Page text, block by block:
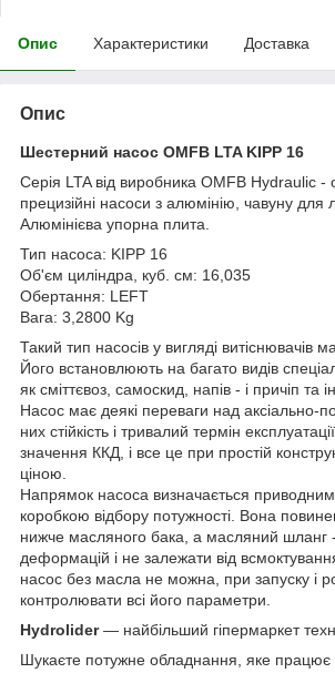
Опис Характеристики Доставка
Опис
Шестерний насос OMFB LTA KIPP 16
Серія LTA від виробника OMFB Hydraulic -
прецизійні насоси з алюмінію, чавуну для
Алюмінієва упорна плита.
Тип насоса: KIPP 16
Об'єм циліндра, куб. см: 16,035
Обертання: LEFT
Вага: 3,2800 Kg
Такий тип насосів у вигляді витіснювачів
Його встановлюють на багато видів
як сміттєвоз, самоскид, напів - і причіп та
Насос має деякі переваги над аксіально-
них стійкість і тривалий термін
значення ККД, і все це при простій
ціною.
Напрямок насоса визначається
коробкою відбору потужності. Вона
нижче масляного бака, а масляний шланг
деформацій і не залежати від
насос без масла не можна, при запуску і
контролювати всі його параметри.
Hydrolider— найбільший гіпермаркет
Шукаєте потужне обладнання, яке працює